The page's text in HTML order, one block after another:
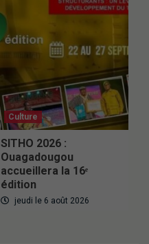
Culture
SITHO 2026 :
Ouagadougou
accueillera la 16ᵉ
édition
jeudi le 6 août 2026